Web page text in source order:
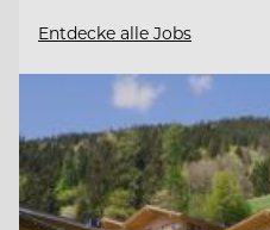
Entdecke alle Jobs